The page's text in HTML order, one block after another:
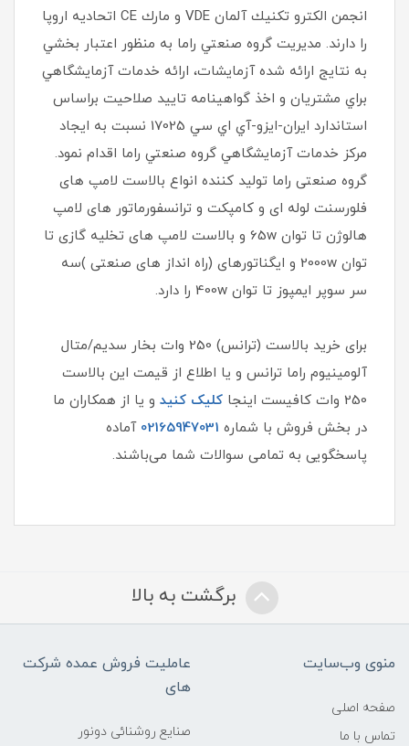
انجمن الكترو تكنيك آلمان VDE و مارك CE اتحاديه اروپا
را دارند. مديريت گروه صنعتي راما به منظور اعتبار بخشي
به نتايج ارائه شده آزمايشات، ارائه خدمات آزمايشگاهي
براي مشتريان و اخذ گواهينامه تاييد صلاحيت براساس
استاندارد ايران-ايزو-آي‌ اي سي 17025 نسبت به ايجاد
مركز خدمات آزمايشگاهي گروه صنعتي راما اقدام نمود.
گروه صنعتی راما تولید کننده انواع بالاست لامپ های
فلورسنت لوله ای و کامپکت و ترانسفورماتور های لامپ
هالوژن تا توان 65w و بالاست لامپ های تخلیه گازی تا
توان 2000w و ایگناتورهای (راه انداز های صنعتی )سه
سر سوپر ایمپوز تا توان 400w را دارد.
برای خرید بالاست (ترانس) 250 وات بخار سدیم/متال
آلومینیوم راما ترانس و یا اطلاع از قیمت این بالاست
250 وات کافیست اینجا
کلیک کنید و یا از همکاران ما
در بخش فروش با شماره 02165947031 آماده
پاسخگویی به تمامی سوالات شما می‌باشند.
برگشت به بالا
منوی وب‌سایت
صفحه اصلی
تماس با ما
عاملیت فروش عمده شرکت
های
صنایع روشنائی دونور